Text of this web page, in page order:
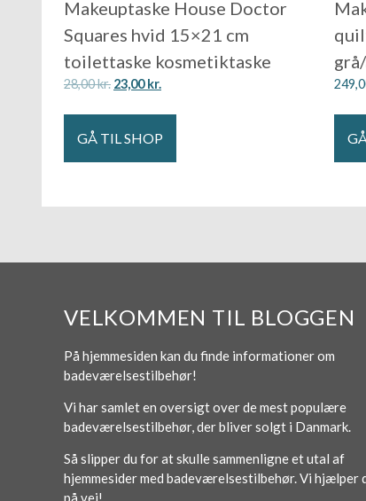
Makeuptaske House Doctor
Squares hvid 15×21 cm
toilettaske kosmetiktaske
28,00kr. 23,00kr.
GÅ TIL SHOP
VELKOMMEN TIL BLOGGEN
På hjemmesiden kan du finde informationer om
badeværelsestilbehør!
Vi har samlet en oversigt over de mest populære
badeværelsestilbehør, der bliver solgt i Danmark.
Så slipper du for at skulle sammenligne et utal af
hjemmesider med badeværelsestilbehør. Vi hjælper